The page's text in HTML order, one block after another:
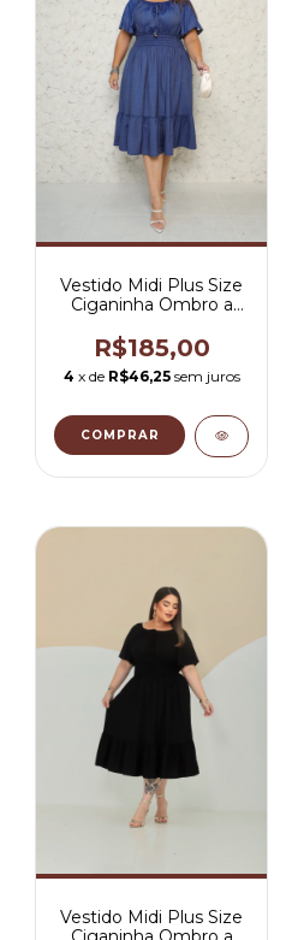
Vestido Midi Plus Size
Ciganinha Ombro a
R$185,00
4 x de R$46,25 sem juros
COMPRAR
Vestido Midi Plus Size